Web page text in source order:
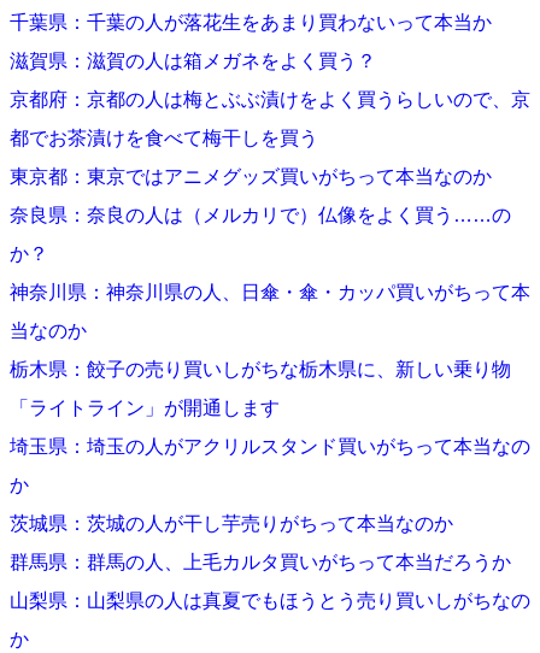
千葉県：千葉の人が落花生をあまり買わないって本当か
滋賀県：滋賀の人は箱メガネをよく買う？
京都府：京都の人は梅とぶぶ漬けをよく買うらしいので、京
都でお茶漬けを食べて梅干しを買う
東京都：東京ではアニメグッズ買いがちって本当なのか
奈良県：奈良の人は（メルカリで）仏像をよく買う……の
か？
神奈川県：神奈川県の人、日傘・傘・カッパ買いがちって本
当なのか
栃木県：餃子の売り買いしがちな栃木県に、新しい乗り物
「ライトライン」が開通します
埼玉県：埼玉の人がアクリルスタンド買いがちって本当なの
か
茨城県：茨城の人が干し芋売りがちって本当なのか
群馬県：群馬の人、上毛カルタ買いがちって本当だろうか
山梨県：山梨県の人は真夏でもほうとう売り買いしがちなの
か